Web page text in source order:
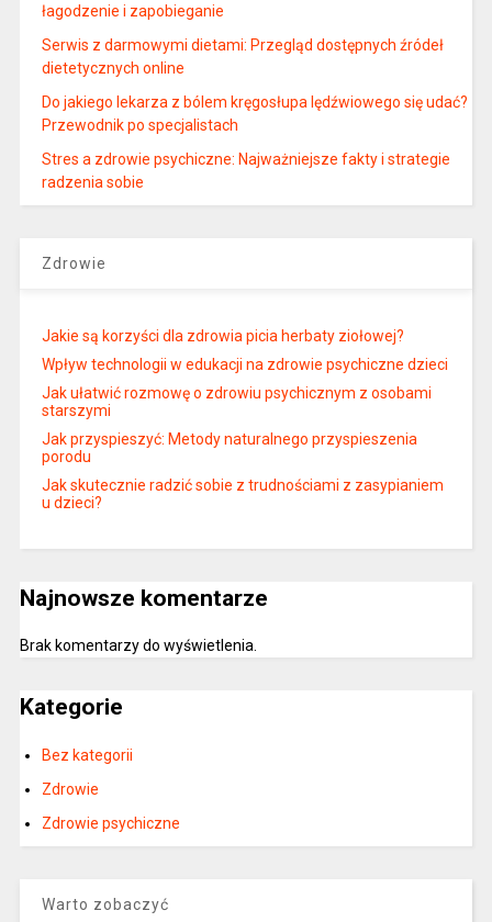
łagodzenie i zapobieganie
Serwis z darmowymi dietami: Przegląd dostępnych źródeł
dietetycznych online
Do jakiego lekarza z bólem kręgosłupa lędźwiowego się udać?
Przewodnik po specjalistach
Stres a zdrowie psychiczne: Najważniejsze fakty i strategie
radzenia sobie
Zdrowie
Jakie są korzyści dla zdrowia picia herbaty ziołowej?
Wpływ technologii w edukacji na zdrowie psychiczne dzieci
Jak ułatwić rozmowę o zdrowiu psychicznym z osobami
starszymi
Jak przyspieszyć: Metody naturalnego przyspieszenia
porodu
Jak skutecznie radzić sobie z trudnościami z zasypianiem
u dzieci?
Najnowsze komentarze
Brak komentarzy do wyświetlenia.
Kategorie
Bez kategorii
Zdrowie
Zdrowie psychiczne
Warto zobaczyć